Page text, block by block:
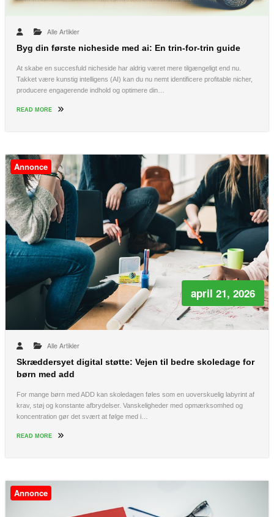
Alle Artikler
Byg din første nicheside med ai: En trin-for-trin guide
At skabe en succesfuld nicheside har aldrig været mere tilgængeligt end nu.
Takket være kunstig intelligens (AI) kan du nu nemt identificere profitable nicher,
producere engagerende indhold og optimere din…
READ MORE
Annonce
april 21, 2026
Alle Artikler
Skræddersyet digital støtte: Vejen til bedre skoledage for
børn med add
For mange børn med ADD kan skoledagen føles som en uoverskuelig labyrint af
krav, støj og konstante afbrydelser. Vanskeligheder med opmærksomhed og
koncentration gør det svært at følge med i…
READ MORE
Annonce